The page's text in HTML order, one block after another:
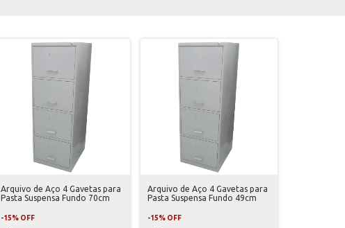
Arquivo de Aço 4 Gavetas para
Pasta Suspensa Fundo 70cm
-15% OFF
Arquivo de Aço 4 Gavetas para
Pasta Suspensa Fundo 49cm
-15% OFF